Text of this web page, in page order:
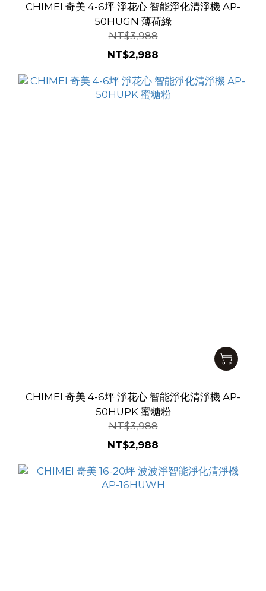
CHIMEI 奇美 4-6坪 淨花心 智能淨化清淨機 AP-
50HUGN 薄荷綠
NT$3,988
NT$2,988
CHIMEI 奇美 4-6坪 淨花心 智能淨化清淨機 AP-
50HUPK 蜜糖粉
NT$3,988
NT$2,988